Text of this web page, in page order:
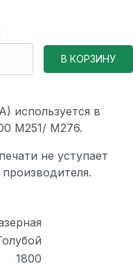
используется в
M251/ M276.
не уступает
1800